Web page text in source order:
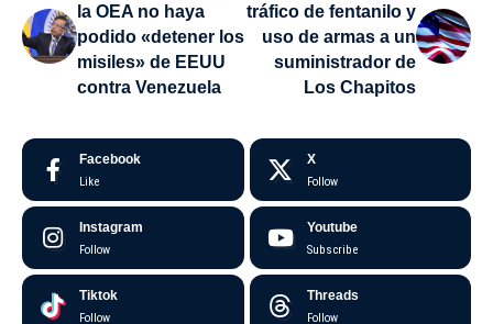
la OEA no haya
podido «detener los
misiles» de EEUU
contra Venezuela
tráfico de fentanilo y
uso de armas a un
suministrador de
Los Chapitos
Facebook
Like
X
Follow
Instagram
Follow
Youtube
Subscribe
Tiktok
Follow
Threads
Follow